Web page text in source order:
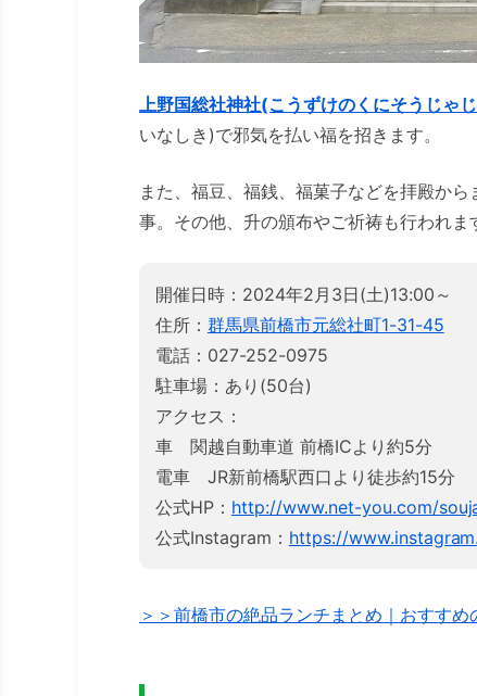
上野国総社神社(こうずけのくにそうじゃ
いなしき)で邪気を払い福を招きます。
また、福豆、福銭、福菓子などを拝殿か
事。その他、升の頒布やご祈祷も行われま
開催日時：2024年2月3日(土)13:00～
住所： 群馬県前橋市元総社町1-31-45
電話：027-252-0975
駐車場：あり(50台)
アクセス：
車 関越自動車道 前橋ICより約5分
電車 JR新前橋駅西口より徒歩約15分
公式HP： http://www.net-you.com/
公式Instagram： https://
＞＞前橋市の絶品ランチまとめ｜おすす